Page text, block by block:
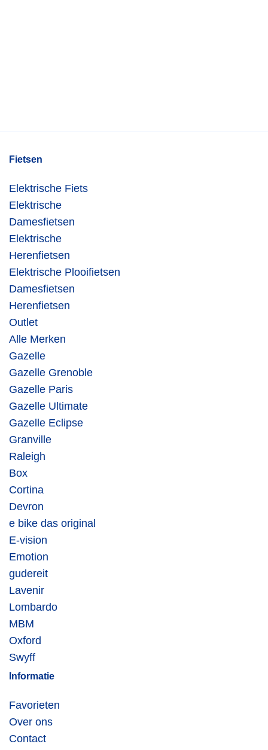
Fietsen
Elektrische Fiets
Elektrische
Damesfietsen
Elektrische
Herenfietsen
Elektrische Plooifietsen
Damesfietsen
Herenfietsen
Outlet
Alle Merken
Gazelle
Gazelle Grenoble
Gazelle Paris
Gazelle Ultimate
Gazelle Eclipse
Granville
Raleigh
Box
Cortina
Devron
e bike das original
E-vision
Emotion
gudereit
Lavenir
Lombardo
MBM
Oxford
Swyff
Informatie
Favorieten
Over ons
Contact